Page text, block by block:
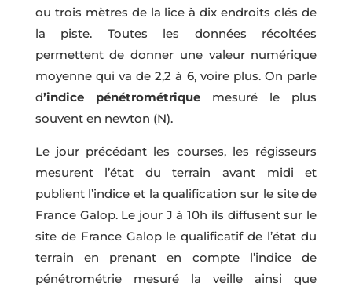
ou trois mètres de la lice à dix endroits clés de
la piste. Toutes les données récoltées
permettent de donner une valeur numérique
moyenne qui va de 2,2 à 6, voire plus. On parle
d’indice pénétrométrique
mesuré le plus
souvent en newton (N).
Le jour précédant les courses, les régisseurs
mesurent l’état du terrain avant midi et
publient l’indice et la qualification sur le site de
France Galop. Le jour J à 10h ils diffusent sur le
site de France Galop le qualificatif de l’état du
terrain en prenant en compte l’indice de
pénétrométrie mesuré la veille ainsi que